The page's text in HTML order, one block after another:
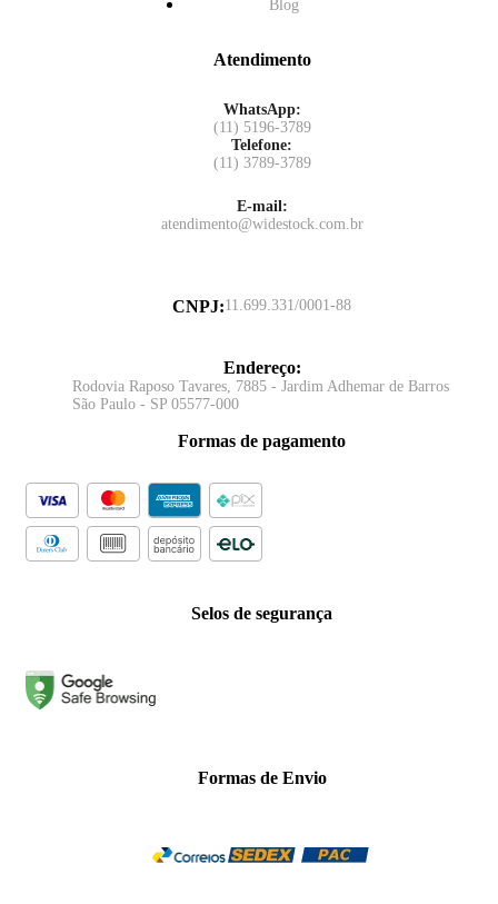
Blog
Atendimento
WhatsApp:
(11) 5196-3789
Telefone:
(11) 3789-3789
E-mail:
atendimento@widestock.com.br
CNPJ:11.699.331/0001-88
Endereço:
Rodovia Raposo Tavares, 7885 - Jardim Adhemar de Barros
São Paulo - SP 05577-000
Formas de pagamento
Selos de segurança
Formas de Envio